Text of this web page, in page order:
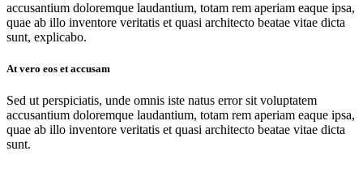
accusantium doloremque laudantium, totam rem aperiam eaque ipsa,
quae ab illo inventore veritatis et quasi architecto beatae vitae dicta
sunt, explicabo.
At vero eos et accusam
Sed ut perspiciatis, unde omnis iste natus error sit voluptatem
accusantium doloremque laudantium, totam rem aperiam eaque ipsa,
quae ab illo inventore veritatis et quasi architecto beatae vitae dicta
sunt.